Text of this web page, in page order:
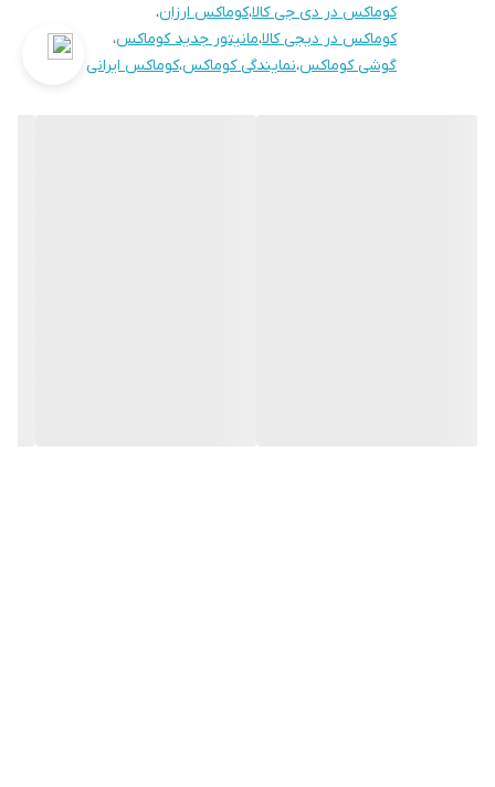
کوماکس در دی جی کالا،کوماکس ارزان،
کوماکس در دیجی کالا،مانیتور جدید کوماکس،
گوشی کوماکس،نمایندگی کوماکس،کوماکس ایرانی